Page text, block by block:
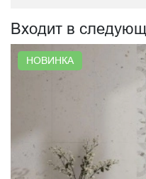
Входит в
НОВИНКА